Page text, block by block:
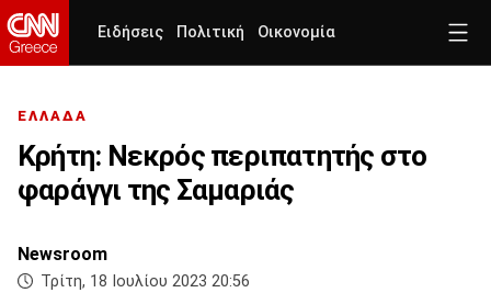
Ειδήσεις Πολιτική Οικονομία
ΕΛΛΑΔΑ
Κρήτη: Νεκρός περιπατητής στο
φαράγγι της Σαμαριάς
Newsroom
Τρίτη, 18 Ιουλίου 2023 20:56